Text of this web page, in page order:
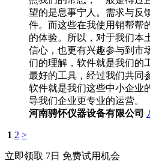
望的是息事宁人。需求与反
件。而这些在我使用销帮帮
的体验。所以，对于我们本
信心，也更有兴趣参与到市
们的理解，软件就是我们的
最好的工具，经过我们共同
软件就是我们这些中小企业
导我们企业更专业的运营。
河南骋怀仪器设备有限公司
1 2 >
立即领取 7日 免费试用机会